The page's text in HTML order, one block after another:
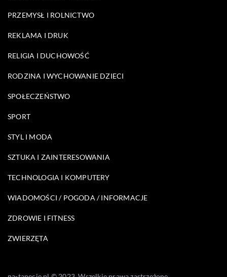
PRZEMYSŁ I ROLNICTWO
REKLAMA I DRUK
RELIGIA I DUCHOWOŚĆ
RODZINA I WYCHOWANIE DZIECI
SPOŁECZEŃSTWO
SPORT
STYL I MODA
SZTUKA I ZAINTERESOWANIA
TECHNOLOGIA I KOMPUTERY
WIADOMOŚCI / POGODA / INFORMACJE
ZDROWIE I FITNESS
ZWIERZĘTA